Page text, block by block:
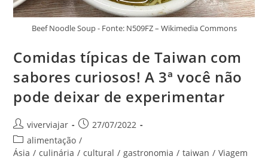
Beef Noodle Soup - Fonte: N509FZ – Wikimedia Commons
Comidas típicas de Taiwan com
sabores curiosos! A 3ª você não
pode deixar de experimentar
Autor
do
post:
viverviajar
Post
publicado:
27/07/2022
Categoria
do
alimentação /
Ásia / culinária / cultural / gastronomia / taiwan / Viagem